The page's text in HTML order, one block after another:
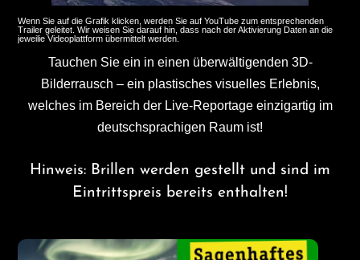
Wenn Sie auf die Grafik klicken, werden Sie auf YouTube zum entsprechenden
Trailer geleitet. Wir weisen Sie darauf hin, dass nach der Aktivierung Daten an die
jeweilie Videoplattform übermittelt werden.
Tauchen Sie ein in einen überwältigenden 3D-
Bilderrausch – ein plastisches visuelles Erlebnis,
welches im Bereich der Live-Reportage einzigartig im
deutschsprachigen Raum ist!
Hinweis: Brillen werden gestellt und sind im
Eintrittspreis bereits enthalten!